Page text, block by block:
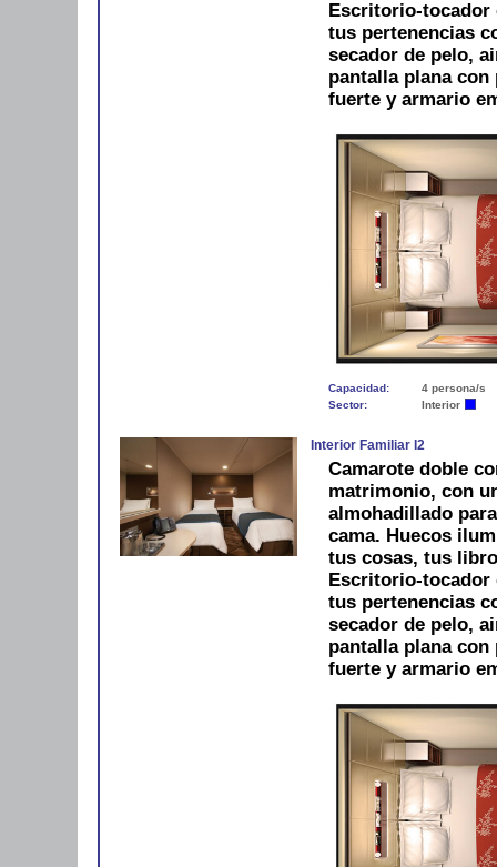
Escritorio-tocador
tus pertenencias
secador de pelo,
pantalla plana
fuerte y armario
Capacidad:
4 persona/s
Sector:
Interior
Interior Familiar I2
Camarote doble
matrimonio, con
almohadillado
cama. Huecos
tus cosas, tus
Escritorio-tocador
tus pertenencias
secador de pelo,
pantalla plana
fuerte y armario